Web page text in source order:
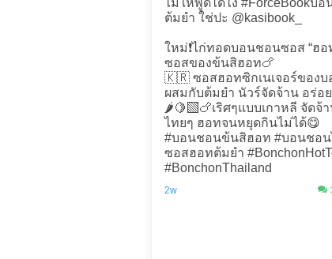
ไม่ให้พูดได้ไง #ForceBookบ
ต้มยำ ใช่ปะ @kasibook_
ใหม่❗️ไก่ทอดบอนชอนซอส “ฮอ
ซอสของข้นสิฮอท​🍗
🇰🇷 ซอสฮอทซิกเนเจอร์ของ
ผสมกับต้มยำ นัวร์จัดจ้าน อร่อย
🌶🍋‍🟩🍗เริศๆแบบเกาหลี จัดจ้
ไทยๆ ฮอทจนหยุดกินไม่ได้😋
#บอนชอนข้นสิฮอท #บอนชอ
ซอสฮอทต้มยำ
#BonchonThailand
2w